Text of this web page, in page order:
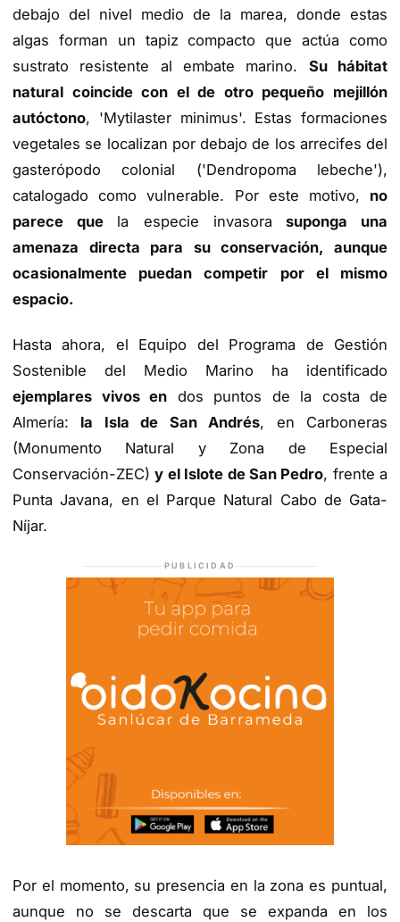
debajo del nivel medio de la marea, donde estas
algas forman un tapiz compacto que actúa como
sustrato resistente al embate marino. Su hábitat
natural coincide con el de otro pequeño mejillón
autóctono, 'Mytilaster minimus'. Estas formaciones
vegetales se localizan por debajo de los arrecifes del
gasterópodo colonial ('Dendropoma lebeche'),
catalogado como vulnerable. Por este motivo, no
parece que la especie invasora suponga una
amenaza directa para su conservación, aunque
ocasionalmente puedan competir por el mismo
espacio.
Hasta ahora, el Equipo del Programa de Gestión
Sostenible del Medio Marino ha identificado
ejemplares vivos en dos puntos de la costa de
Almería: la Isla de San Andrés, en Carboneras
(Monumento Natural y Zona de Especial
Conservación-ZEC)y el Islote de San Pedro, frente a
Punta Javana, en el Parque Natural Cabo de Gata-
Níjar.
PUBLICIDAD
Por el momento, su presencia en la zona es puntual,
aunque no se descarta que se expanda en los